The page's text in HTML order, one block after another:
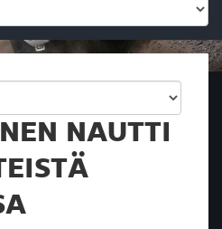
NAUTTI